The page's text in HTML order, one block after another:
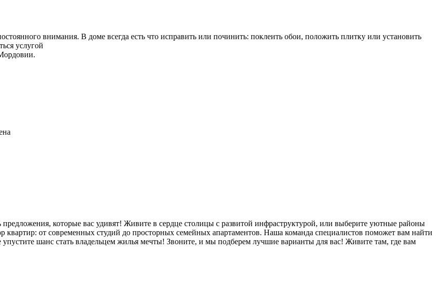
внимания. В доме всегда есть что исправить или починить: поклеить обои, положить плитку или установить
услугой
которые вас удивят! Живите в сердце столицы с развитой инфраструктурой, или выберите уютные районы
от современных студий до просторных семейных апартаментов. Наша команда специалистов поможет вам найти
шанс стать владельцем жилья мечты! Звоните, и мы подберем лучшие варианты для вас! Живите там, где вам